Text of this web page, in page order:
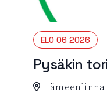
ELO 06 2026
Pysäkin
Hämeenlinna